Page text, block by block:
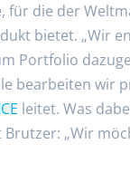
für die der
bietet. „Wir
Portfolio
bearbeiten wir
leitet. Was
„Wir